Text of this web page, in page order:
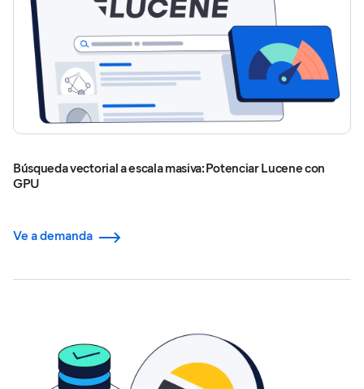
Búsqueda vectorial a escala masiva: Potenciar Lucene con
GPU
Ve a demanda